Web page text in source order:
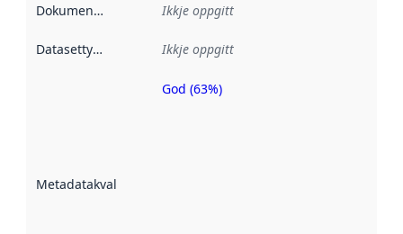
Dokumentasjon Ikkje oppgitt
Datasettype Ikkje oppgitt
Metadatakvalitet
Metadatakvalitet
God (63%)